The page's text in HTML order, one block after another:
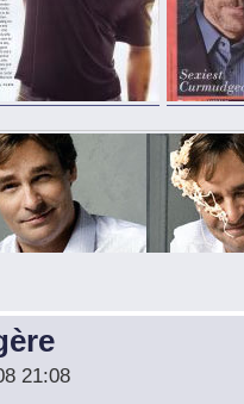
21:08